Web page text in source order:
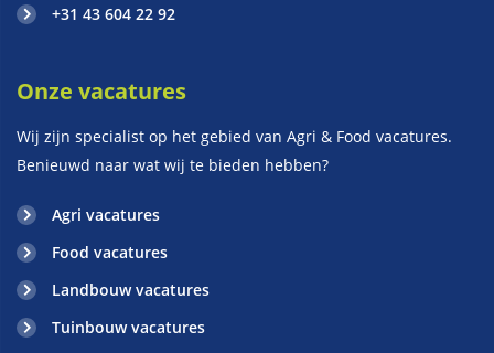
+31 43 604 22 92
Onze vacatures
Wij zijn specialist op het gebied van Agri & Food vacatures.
Benieuwd naar wat wij te bieden hebben?
Agri vacatures
Food vacatures
Landbouw vacatures
Tuinbouw vacatures